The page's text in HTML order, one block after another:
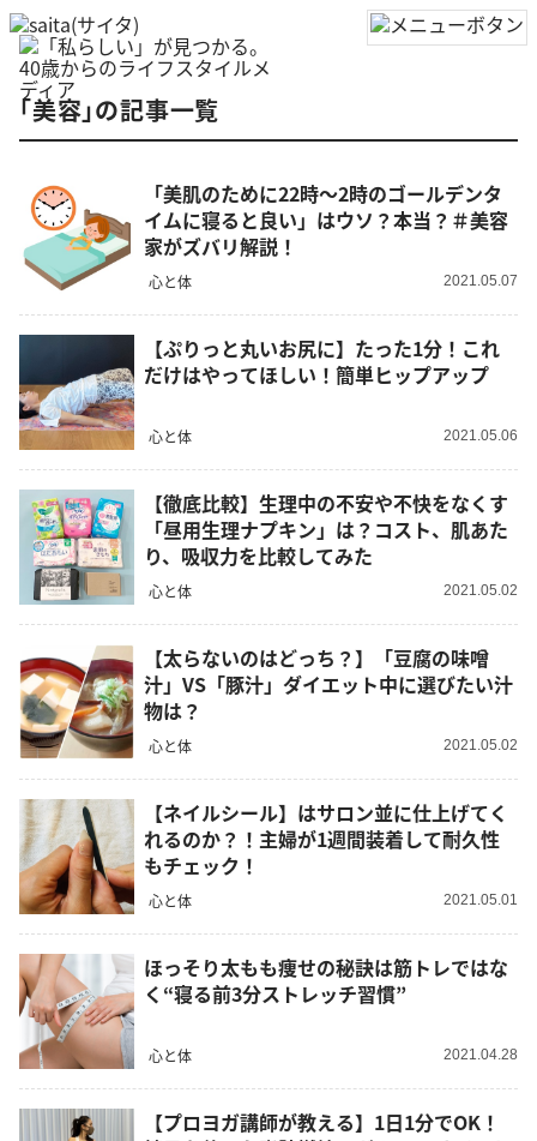
「美容」の記事一覧
「美肌のために22時～2時のゴールデンタ
イムに寝ると良い」はウソ？本当？＃美容
家がズバリ解説！
心と体 2021.05.07
【ぷりっと丸いお尻に】たった1分！これ
だけはやってほしい！簡単ヒップアップ
心と体 2021.05.06
【徹底比較】生理中の不安や不快をなくす
「昼用生理ナプキン」は？コスト、肌あた
り、吸収力を比較してみた
心と体 2021.05.02
【太らないのはどっち？】「豆腐の味噌
汁」VS「豚汁」ダイエット中に選びたい汁
物は？
心と体 2021.05.02
【ネイルシール】はサロン並に仕上げてく
れるのか？！主婦が1週間装着して耐久性
もチェック！
心と体 2021.05.01
ほっそり太もも痩せの秘訣は筋トレではな
く“寝る前3分ストレッチ習慣”
心と体 2021.04.28
【プロヨガ講師が教える】1日1分でOK！